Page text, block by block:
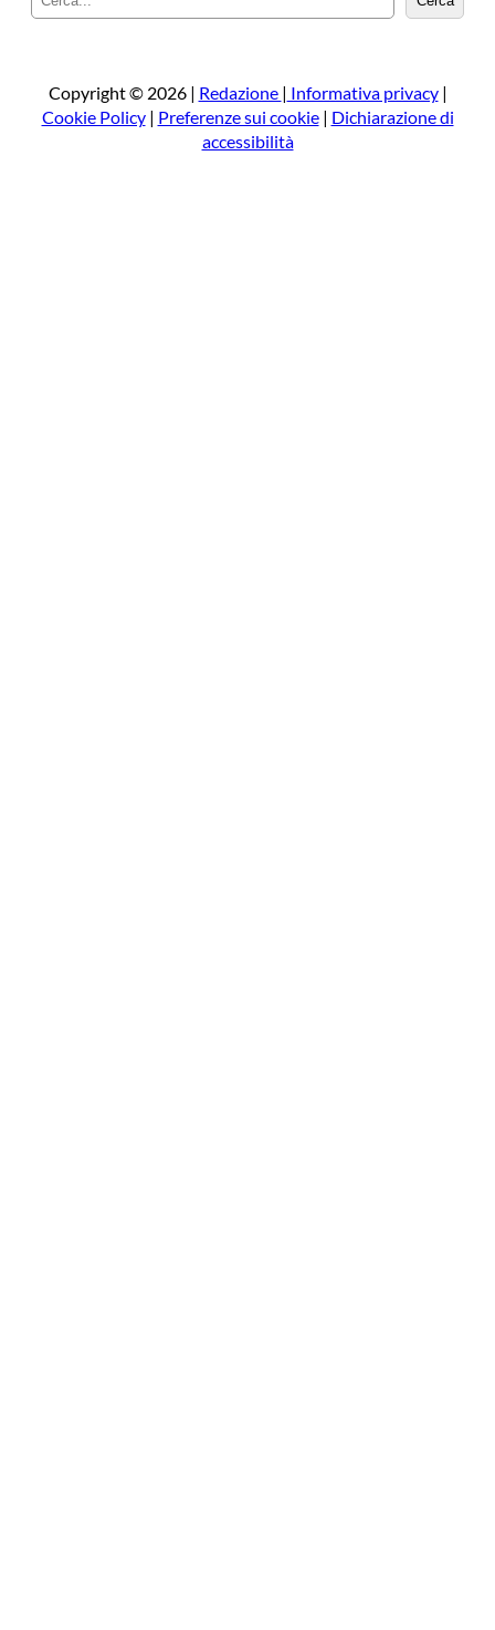
e
a
Copyright © 2026 | Redazione | Informativa privacy|
Cookie Policy| Preferenze sui cookie| Dichiarazione di
accessibilità